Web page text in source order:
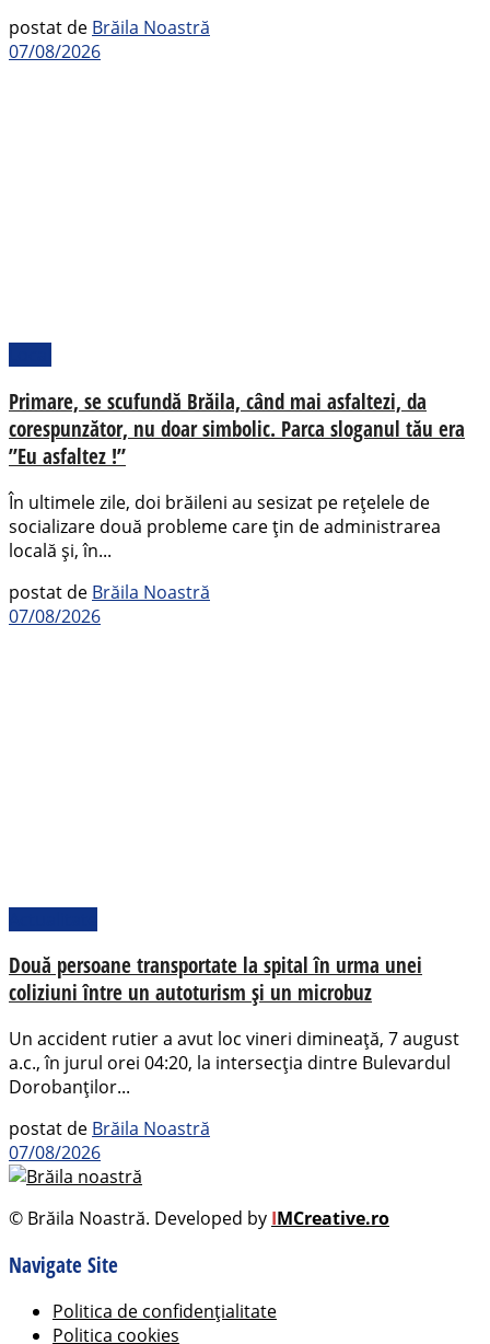
postat de Brăila Noastră
07/08/2026
Primare, se scufundă Brăila, când mai asfaltezi, da
corespunzător, nu doar simbolic. Parca sloganul tău era
”Eu asfaltez !”
În ultimele zile, doi brăileni au sesizat pe rețelele de
socializare două probleme care țin de administrarea
locală și, în...
postat de Brăila Noastră
07/08/2026
Două persoane transportate la spital în urma unei
coliziuni între un autoturism și un microbuz
Un accident rutier a avut loc vineri dimineață, 7 august
a.c., în jurul orei 04:20, la intersecția dintre Bulevardul
Dorobanților...
postat de Brăila Noastră
07/08/2026
© Brăila Noastră. Developed by IMCreative.ro
Navigate Site
Politica de confidențialitate
Politica cookies